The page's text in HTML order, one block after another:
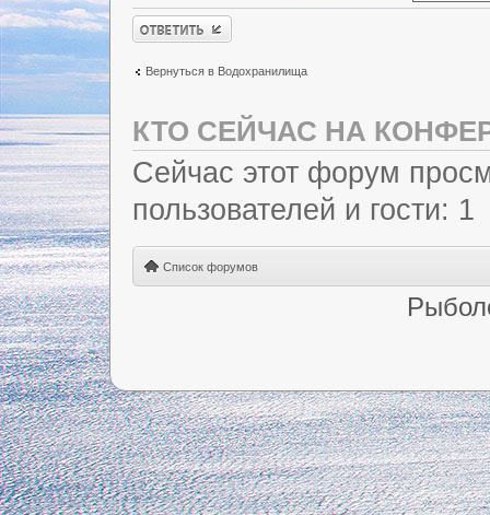
Ответить
Вернуться в Водохранилища
КТО СЕЙЧАС НА
Сейчас этот форум
пользователей и гости: 1
Список форумов